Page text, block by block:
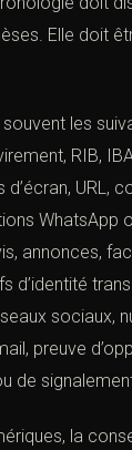
Elle doit
les
RIB,
URL,
WhatsApp
annonces,
d’identité
sociaux,
preuve
de
la